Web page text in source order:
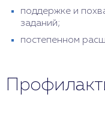
поддержке и
заданий;
постепенном